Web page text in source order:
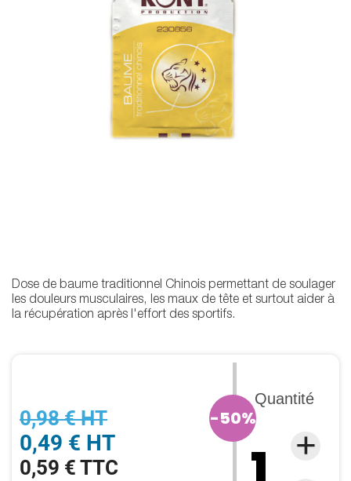
0,98 € HT
0,49 € HT
0,59 € TTC
-50%
Quantité
Dose de baume traditionnel Chinois permettant de soulager
les douleurs musculaires, les maux de tête et surtout aider à
la récupération après l'effort des sportifs.